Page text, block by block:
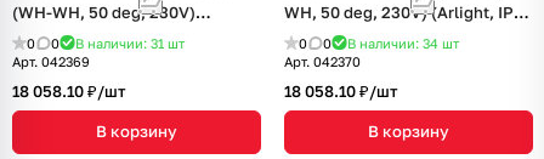
(WH-WH, 50 deg, 230V)
(Arlight, IP20 Металл, 5 лет)
0 0 В наличии: 31 шт
Арт. 042369
18 058.10 ₽/шт
В корзину
WH, 50 deg, 230V) (Arlight, IP20
Металл, 5 лет)
0 0 В наличии: 34 шт
Арт. 042370
18 058.10 ₽/шт
В корзину